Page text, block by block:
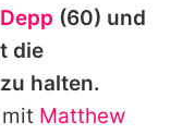
(60) und
die
halten.
Matthew